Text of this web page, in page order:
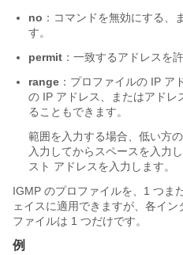
no ：コマンドを無効にする、
す。
permit ：一致するアドレスを
range ：プロファイルの IP ア
の IP アドレス、またはアドレ
ることもできます。
範囲を入力する場合、低い方
入力してからスペースを入力
スト アドレスを入力します。
IGMP のプロファイルを、1 つま
ェイスに適用できますが、各イ
ファイルは 1 つだけです。
例